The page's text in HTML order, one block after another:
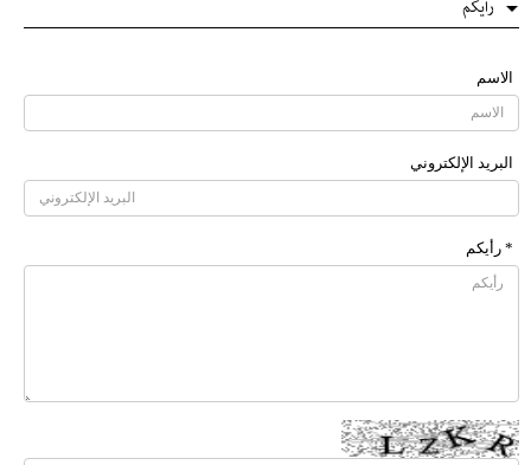
رایکم
الاسم
البرید الإلکتروني
* رأیکم